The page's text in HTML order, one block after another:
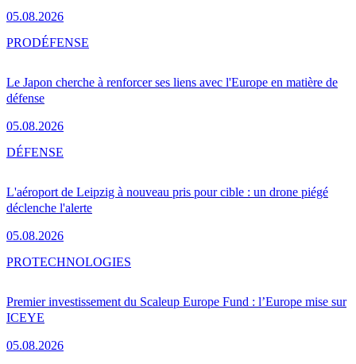
05.08.2026
Le Japon cherche à renforcer ses liens avec l'Europe en matière de
défense
05.08.2026
PRODÉFENSE
L'aéroport de Leipzig à nouveau pris pour cible : un drone piégé
déclenche l'alerte
05.08.2026
DÉFENSE
Premier investissement du Scaleup Europe Fund : l’Europe mise sur
ICEYE
05.08.2026
PROTECHNOLOGIES